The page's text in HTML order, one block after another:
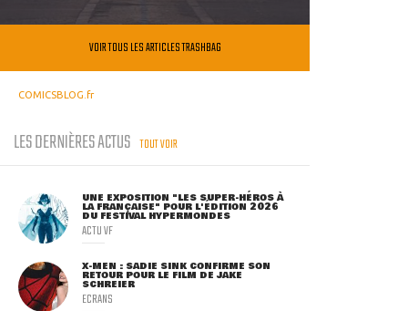
VOIR TOUS LES ARTICLES TRASHBAG
COMICSBLOG.fr
LES DERNIÈRES ACTUS TOUT VOIR
UNE EXPOSITION "LES SUPER-HÉROS À
LA FRANÇAISE" POUR L'ÉDITION 2026
DU FESTIVAL HYPERMONDES
ACTU VF
X-MEN : SADIE SINK CONFIRME SON
RETOUR POUR LE FILM DE JAKE
SCHREIER
ECRANS